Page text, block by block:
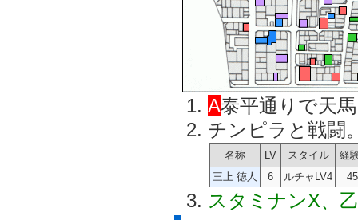
A泰平通りで天
チンピラと戦闘
名称 LV スタイル
経
三上 徳人
6 ルチャLV4
スタミナンX、